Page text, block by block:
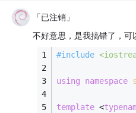
「已注销」
不好意思，是我搞错了，可
#include
using namespace
template <